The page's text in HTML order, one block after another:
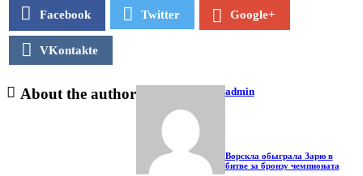
Facebook Twitter Google+
VKontakte
About the author admin
Ворскла обыграла Зарю в
битве за бронзу чемпионата